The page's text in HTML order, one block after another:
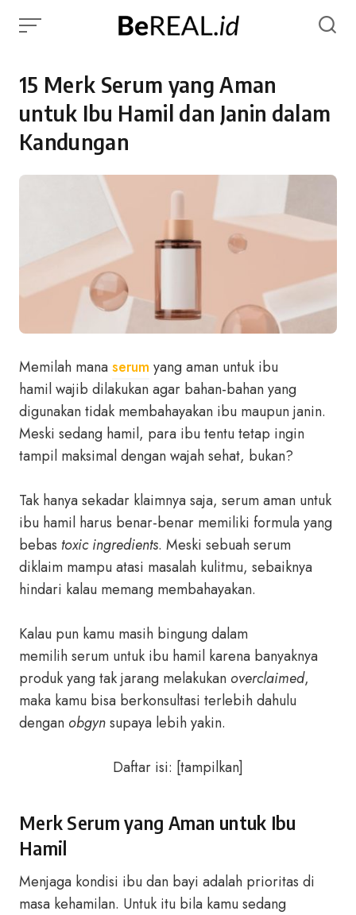
15 Merk Serum yang Aman
untuk Ibu Hamil dan Janin dalam
Kandungan
Memilah manaserum yang aman untuk ibu
hamil wajib dilakukan agar bahan-bahan yang
digunakan tidak membahayakan ibu maupun janin.
Meski sedang hamil, para ibu tentu tetap ingin
tampil maksimal dengan wajah sehat, bukan?
Tak hanya sekadar klaimnya saja, serum aman untuk
ibu hamil harus benar-benar memiliki formula yang
bebas toxic ingredients. Meski sebuah serum
diklaim mampu atasi masalah kulitmu, sebaiknya
hindari kalau memang membahayakan.
Kalau pun kamu masih bingung dalam
memilih serum untuk ibu hamil karena banyaknya
produk yang tak jarang melakukan overclaimed,
maka kamu bisa berkonsultasi terlebih dahulu
dengan obgynsupaya lebih yakin.
Daftar isi: [tampilkan]
Merk Serum yang Aman untuk Ibu
Hamil
Menjaga kondisi ibu dan bayi adalah prioritas di
masa kehamilan. Untuk itu bila kamu sedang